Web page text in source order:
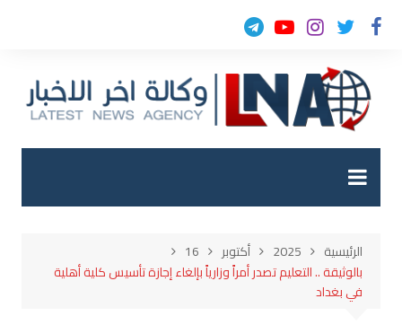
التجاوز
الرئيسية 2025 أكتوبر
16
بالوثيقة .. التعليم تصدر أمراً وزارياً بإلغاء إجازة تأسيس كلية أهلية
في بغداد